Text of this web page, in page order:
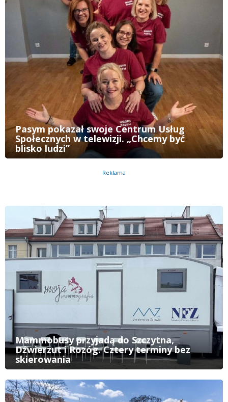
Pasym pokazał swoje Centrum Usług
Społecznych w telewizji. „Chcemy być
blisko ludzi”
Reklama
Mammobusy przyjadą do Szczytna,
Dźwierzut i Rozóg. Cztery terminy bez
skierowania